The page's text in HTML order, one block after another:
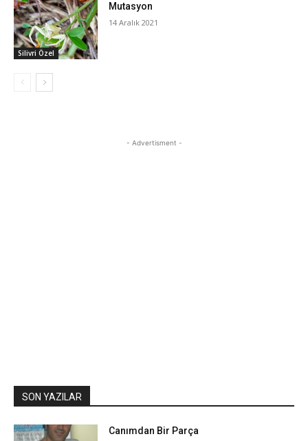
Silivri Özel
Mutasyon
14 Aralık 2021
- Advertisment -
SON YAZILAR
Canımdan Bir Parça